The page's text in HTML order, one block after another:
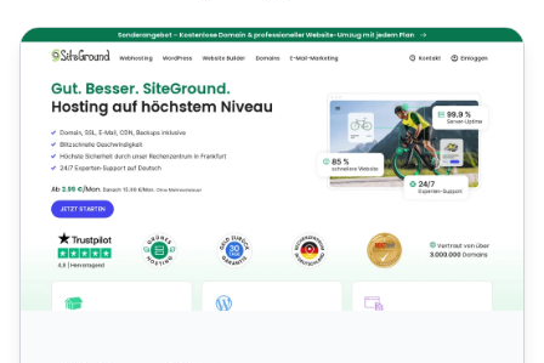
SiteGround Partnerprogram